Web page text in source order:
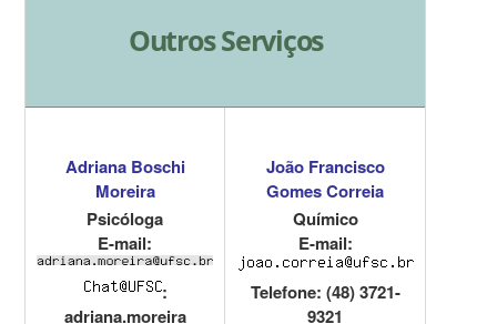
Outros Serviços
Adriana Boschi
Moreira
Psicóloga
E-mail:
:
adriana.moreira
João Francisco
Gomes Correia
Químico
E-mail:
Telefone: (48) 3721-
9321